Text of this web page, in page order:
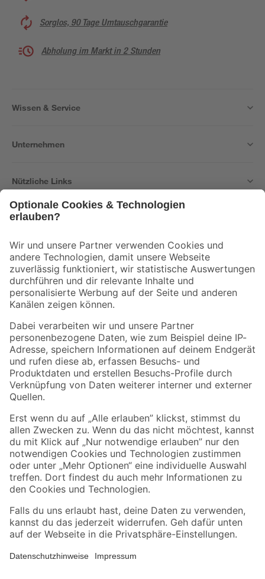
Sorglos, 90 Tage Umtauschgarantie
Abholung im Markt in 2 Stunden
Wissen & Service
Unternehmen
Nützliche Links
Der toom Newsletter: Keine Angebote und Aktionen mehr verpassen!
Zur Newsletter Anmeldung
Folge uns
Zahlungsarten Versandarten
Sicher einkaufen
Jetzt die toom-App herunterladen
Alle Preisangaben in EUR inkl. gesetzl. MwSt.. Die dargestellten Angebote sind unter
Umständen nicht in allen Märkten verfügbar. Die angegebenen Verfügbarkeiten beziehen
Produkte nur solange der Vorrat reicht.
*Paketversand ab 59 € versandkostenfrei, gilt nicht für Artikel mit Speditionsversand, hier